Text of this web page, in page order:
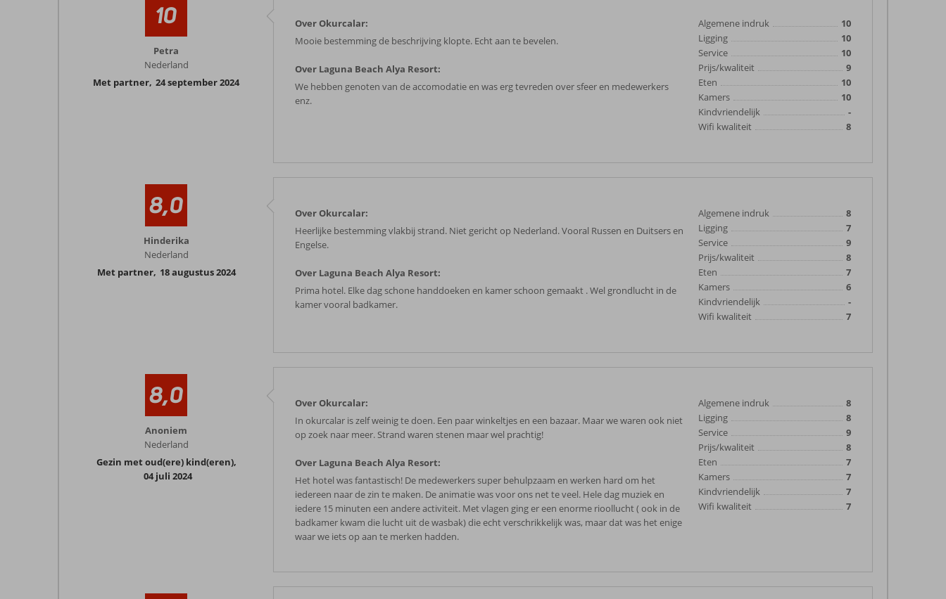
10
Petra
Nederland
Met partner, 24 september 2024
Over Okurcalar:
Mooie bestemming de beschrijving klopte. Echt aan te bevelen.
Over Laguna Beach Alya Resort:
We hebben genoten van de accomodatie en was erg tevreden over sfeer en medewerkers
enz.
Algemene indruk
10
Ligging
10
Service
10
Prijs/kwaliteit
9
Eten
10
Kamers
10
Kindvriendelijk
-
Wifi kwaliteit
8
8,0
Hinderika
Nederland
Met partner, 18 augustus 2024
Over Okurcalar:
Heerlijke bestemming vlakbij strand. Niet gericht op Nederland. Vooral Russen en Duitsers en
Engelse.
Over Laguna Beach Alya Resort:
Prima hotel. Elke dag schone handdoeken en kamer schoon gemaakt . Wel grondlucht in de
kamer vooral badkamer.
Algemene indruk
8
Ligging
7
Service
9
Prijs/kwaliteit
8
Eten
7
Kamers
6
Kindvriendelijk
-
Wifi kwaliteit
7
8,0
Anoniem
Nederland
Gezin met oud(ere) kind(eren),
04 juli 2024
Over Okurcalar:
In okurcalar is zelf weinig te doen. Een paar winkeltjes en een bazaar. Maar we waren ook niet
op zoek naar meer. Strand waren stenen maar wel prachtig!
Over Laguna Beach Alya Resort:
Het hotel was fantastisch! De medewerkers super behulpzaam en werken hard om het
iedereen naar de zin te maken. De animatie was voor ons net te veel. Hele dag muziek en
iedere 15 minuten een andere activiteit. Met vlagen ging er een enorme rioollucht ( ook in de
badkamer kwam die lucht uit de wasbak) die echt verschrikkelijk was, maar dat was het enige
waar we iets op aan te merken hadden.
Algemene indruk
8
Ligging
8
Service
9
Prijs/kwaliteit
8
Eten
7
Kamers
7
Kindvriendelijk
7
Wifi kwaliteit
7